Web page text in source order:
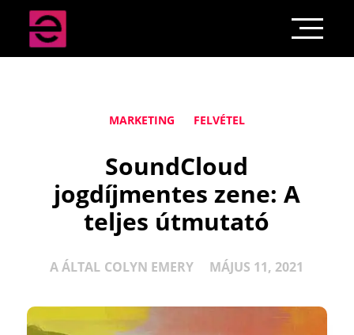
MARKETING FELVÉTEL
SoundCloud
jogdíjmentes zene: A
teljes útmutató
A ÁLTAL COLYN EMERY MÁJUS 11, 2021